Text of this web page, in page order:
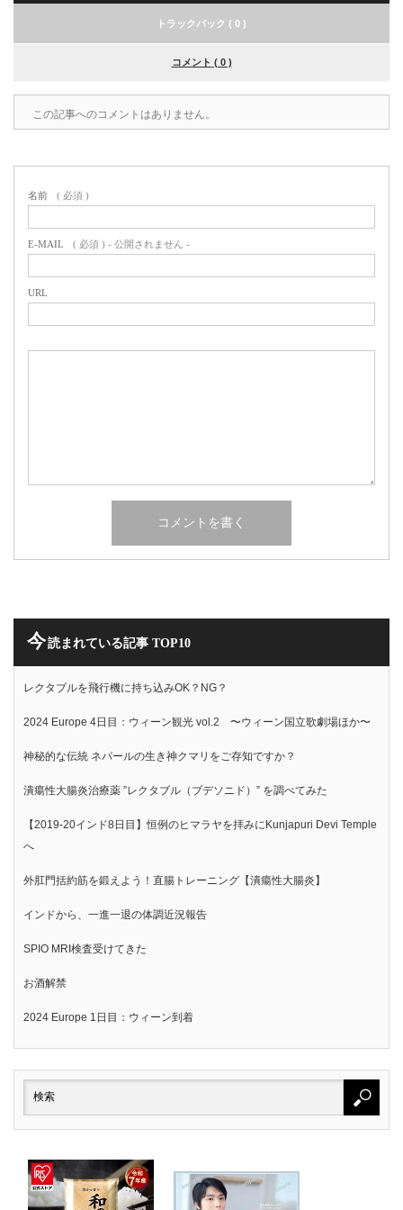
トラックバック ( 0 )
コメント ( 0 )
この記事へのコメントはありません。
名前 ( 必須 )
E-MAIL ( 必須 ) - 公開されません -
URL
今読まれている記事 TOP10
レクタブルを飛行機に持ち込みOK？NG？
2024 Europe 4日目：ウィーン観光 vol.2 〜ウィーン国立歌劇場ほか〜
神秘的な伝統 ネパールの生き神クマリをご存知ですか？
潰瘍性大腸炎治療薬 ”レクタブル（ブデソニド）” を調べてみた
【2019-20インド8日目】恒例のヒマラヤを拝みにKunjapuri Devi Temple
へ
外肛門括約筋を鍛えよう！直腸トレーニング【潰瘍性大腸炎】
インドから、一進一退の体調近況報告
SPIO MRI検査受けてきた
お酒解禁
2024 Europe 1日目：ウィーン到着